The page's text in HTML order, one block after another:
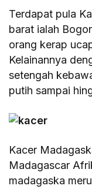
Terdapat pula
barat ialah
orang kerap
Kelainannya
setengah
putih sampai
Kacer
Madagascar
madagaska